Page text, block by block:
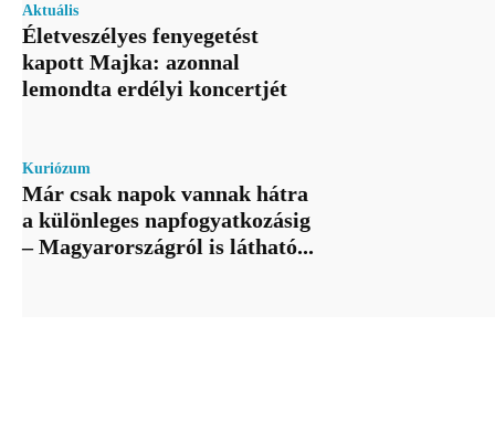
Aktuális
Életveszélyes fenyegetést
kapott Majka: azonnal
lemondta erdélyi koncertjét
Kuriózum
Már csak napok vannak hátra
a különleges napfogyatkozásig
– Magyarországról is látható...